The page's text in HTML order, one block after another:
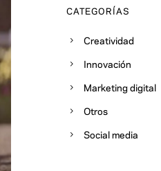
CATEGORÍAS
Creatividad
Innovación
Marketing digital
Otros
Social media